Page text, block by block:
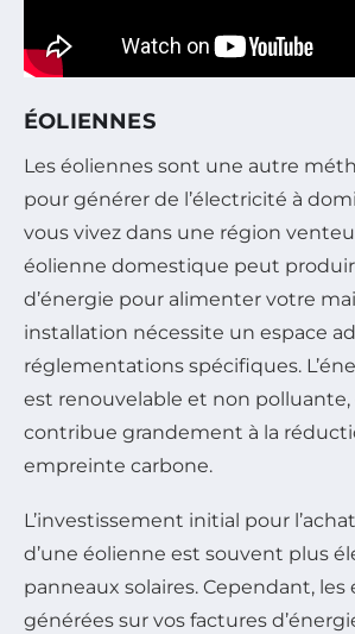
ÉOLIENNES
Les éoliennes sont une autre
pour générer de l’électricité à
vous vivez dans une région
éolienne domestique peut
d’énergie pour alimenter votre
installation nécessite un espace
réglementations spécifiques.
est renouvelable et non polluante,
contribue grandement à la
empreinte carbone.
L’investissement initial pour
d’une éolienne est souvent plus
panneaux solaires. Cependant, les
générées sur vos factures